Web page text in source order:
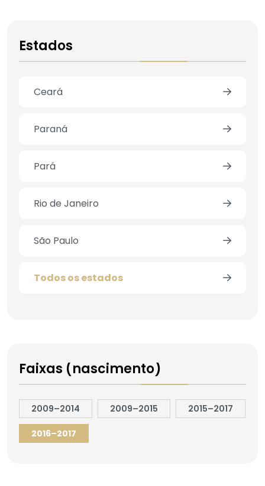
Estados
Ceará
Paraná
Pará
Rio de Janeiro
São Paulo
Todos os estados
Faixas (nascimento)
2009–2014 2009–2015 2015–2017
2016–2017